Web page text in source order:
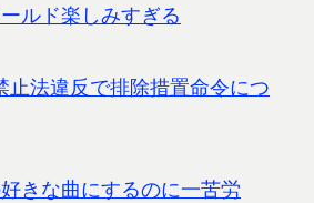
ルド楽しみすぎる
止法違反で排除措置命令につ
きな曲にするのに一苦労